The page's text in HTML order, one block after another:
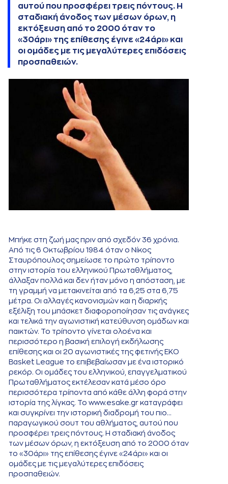
αυτού που προσφέρει τρεις πόντους. Η
σταδιακή άνοδος των μέσων όρων, η
εκτόξευση από το 2000 όταν το
«30άρι» της επίθεσης έγινε «24άρι» και
οι ομάδες με τις μεγαλύτερες επιδόσεις
προσπαθειών.
Μπήκε στη ζωή μας πριν από σχεδόν 36 χρόνια.
Από τις 6 Οκτωβρίου 1984 όταν ο Νίκος
Σταυρόπουλος σημείωσε το πρώτο τρίποντο
στην ιστορία του ελληνικού Πρωταθλήματος,
άλλαξαν πολλά και δεν ήταν μόνο η απόσταση, με
τη γραμμή να μετακινείται από τα 6,25 στα 6,75
μέτρα. Οι αλλαγές κανονισμών και η διαρκής
εξέλιξη του μπάσκετ διαφοροποίησαν τις ανάγκες
και τελικά την αγωνιστική κατεύθυνση ομάδων και
παικτών. Το τρίποντο γίνεται ολοένα και
περισσότερο η βασική επιλογή εκδήλωσης
επίθεσης και οι 20 αγωνιστικές της φετινής ΕΚΟ
Basket League το επιβεβαίωσαν με ένα ιστορικό
ρεκόρ. Οι ομάδες του ελληνικού, επαγγελματικού
Πρωταθλήματος εκτέλεσαν κατά μέσο όρο
περισσότερα τρίποντα από κάθε άλλη φορά στην
ιστορία της λίγκας. Το www.esake.gr καταγράφει
και συγκρίνει την ιστορική διαδρομή του πιο...
παραγωγικού σουτ του αθλήματος, αυτού που
προσφέρει τρεις πόντους. Η σταδιακή άνοδος
των μέσων όρων, η εκτόξευση από το 2000 όταν
το «30άρι» της επίθεσης έγινε «24άρι» και οι
ομάδες με τις μεγαλύτερες επιδόσεις
προσπαθειών.